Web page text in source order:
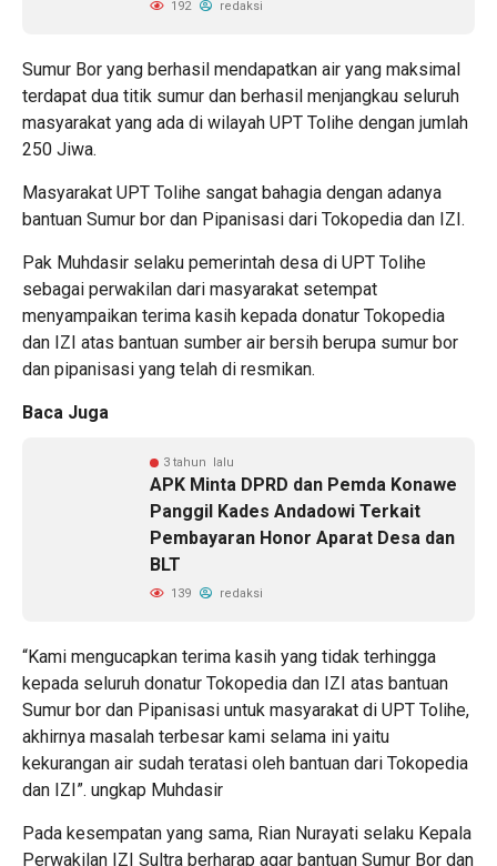
192 redaksi
Sumur Bor yang berhasil mendapatkan air yang maksimal
terdapat dua titik sumur dan berhasil menjangkau seluruh
masyarakat yang ada di wilayah UPT Tolihe dengan jumlah
250 Jiwa.
Masyarakat UPT Tolihe sangat bahagia dengan adanya
bantuan Sumur bor dan Pipanisasi dari Tokopedia dan IZI.
Pak Muhdasir selaku pemerintah desa di UPT Tolihe
sebagai perwakilan dari masyarakat setempat
menyampaikan terima kasih kepada donatur Tokopedia
dan IZI atas bantuan sumber air bersih berupa sumur bor
dan pipanisasi yang telah di resmikan.
Baca Juga
3 tahun lalu
APK Minta DPRD dan Pemda Konawe
Panggil Kades Andadowi Terkait
Pembayaran Honor Aparat Desa dan
BLT
139 redaksi
“Kami mengucapkan terima kasih yang tidak terhingga
kepada seluruh donatur Tokopedia dan IZI atas bantuan
Sumur bor dan Pipanisasi untuk masyarakat di UPT Tolihe,
akhirnya masalah terbesar kami selama ini yaitu
kekurangan air sudah teratasi oleh bantuan dari Tokopedia
dan IZI”. ungkap Muhdasir
Pada kesempatan yang sama, Rian Nurayati selaku Kepala
Perwakilan IZI Sultra berharap agar bantuan Sumur Bor dan